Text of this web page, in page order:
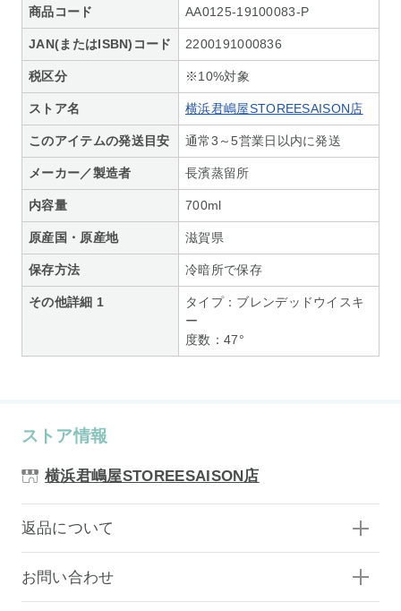
商品コード AA0125-19100083-P
JAN(またはISBN)コード 2200191000836
税区分 ※10%対象
ストア名 横浜君嶋屋STOREESAISON店
このアイテムの発送目安 通常3～5営業日以内に発送
メーカー／製造者 長濱蒸留所
内容量 700ml
原産国・原産地 滋賀県
保存方法 冷暗所で保存
その他詳細 1
タイプ：ブレンデッドウイスキ
ー
度数：47°
ストア情報
横浜君嶋屋STOREESAISON店
返品について
お問い合わせ